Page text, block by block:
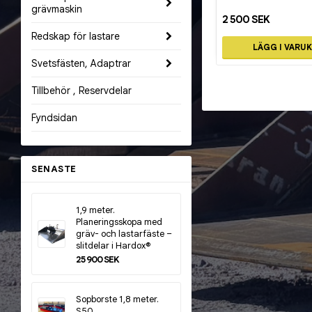
grävmaskin
Redskap för lastare
Svetsfästen, Adaptrar
Tillbehör , Reservdelar
Fyndsidan
SENASTE
1,9 meter.
Planeringsskopa med
gräv- och lastarfäste –
slitdelar i Hardox®
25 900 SEK
Sopborste 1,8 meter.
2 500 SEK
LÄGG I